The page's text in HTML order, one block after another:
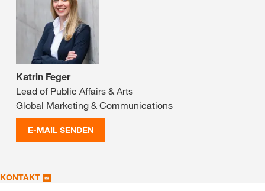
Katrin Feger
Lead of Public Affairs & Arts
Global Marketing & Communications
E-MAIL SENDEN
KONTAKT